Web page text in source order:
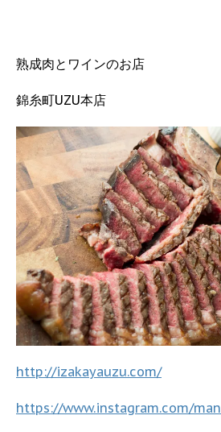
熟成肉とワインのお店
錦糸町UZU本店
http://izakayauzu.com/
https://www.instagram.com/